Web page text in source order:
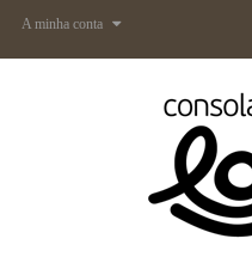
A minha conta